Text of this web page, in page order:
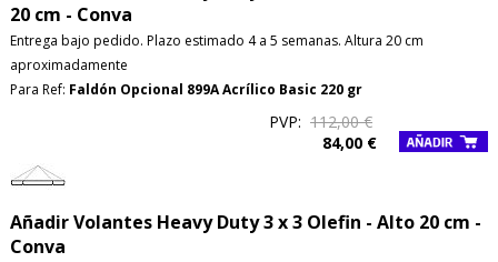
20 cm - Conva
Entrega bajo pedido. Plazo estimado 4 a 5 semanas. Altura 20 cm
aproximadamente
Para Ref: Faldón Opcional 899A Acrílico Basic 220 gr
PVP: 112,00 €
84,00 €
Añadir Volantes Heavy Duty 3 x 3 Olefin - Alto 20 cm -
Conva